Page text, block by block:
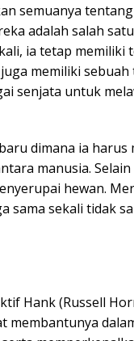
semuanya tentang
adalah salah
ia tetap memiliki
memiliki
senjata untuk
dimana ia harus
manusia.
hewan.
sama sekali tidak
Hank (Russell
membantunya